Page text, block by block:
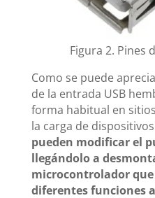
Figura 2. Pines
Como se puede
de la entrada USB
forma habitual en
la carga de
pueden modificar el
llegándolo a
microcontrolador
diferentes funciones